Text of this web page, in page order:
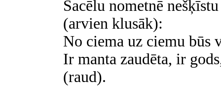
Sacēlu nometnē
(arvien klusāk):
No ciema uz ciemu būs
Ir manta zaudēta, ir
(raud).